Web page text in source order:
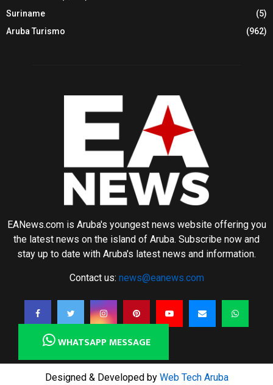
Suriname
(5)
Aruba Turismo
(962)
EANews.com is Aruba's youngest news website offering you
the latest news on the island of Aruba. Subscribe now and
stay up to date with Aruba's latest news and information.
Contact us: news@eanews.com
Designed & Developed by Web Tech Aruba
WHATSAPP MESSAGE